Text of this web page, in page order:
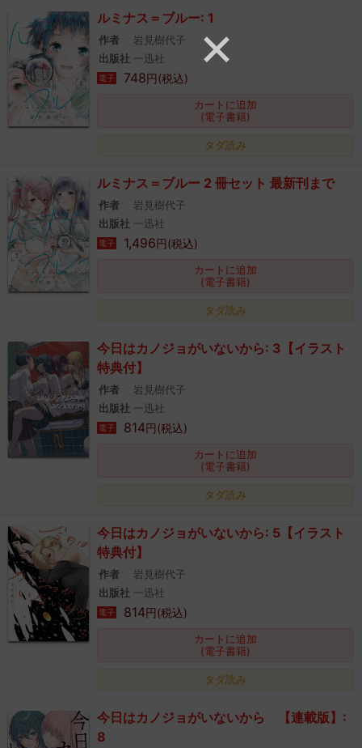
ルミナス＝ブルー: 1
作者
岩見樹代子
出版社
一迅社
電子 748円(税込)
カートに追加
(電子書籍)
タダ読み
ルミナス＝ブルー 2 冊セット 最新刊まで
作者
岩見樹代子
出版社
一迅社
電子 1,496円(税込)
カートに追加
(電子書籍)
タダ読み
今日はカノジョがいないから: 3【イラスト
特典付】
作者
岩見樹代子
出版社
一迅社
電子 814円(税込)
カートに追加
(電子書籍)
タダ読み
今日はカノジョがいないから: 5【イラスト
特典付】
作者
岩見樹代子
出版社
一迅社
電子 814円(税込)
カートに追加
(電子書籍)
タダ読み
今日はカノジョがいないから 【連載版】:
8